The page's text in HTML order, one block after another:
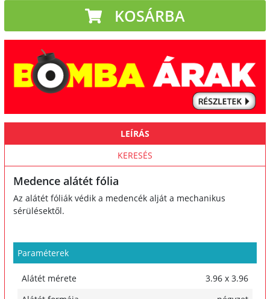
KOSÁRBA
LEÍRÁS
KERESÉS
Medence alátét fólia
Az alátét fóliák védik a medencék alját a mechanikus
sérülésektől.
Paraméterek
Alátét mérete
3.96 x 3.96